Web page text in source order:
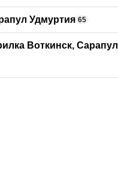
Удмуртия 65
Воткинск,